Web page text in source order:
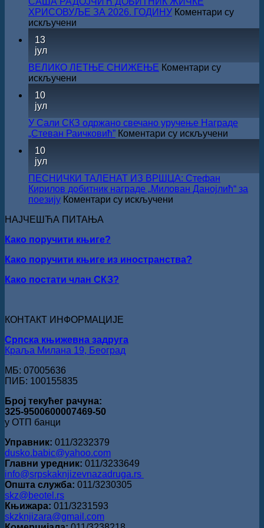
Министарства
културе
за
издања
на
српском
ХРИСОВУЉЕ ЗА 2026. ГОДИНУ Коментари су
искључени
ЖИЧКЕ
ХРИСОВУЉЕ
ЗА
13
јул
ВЕЛИКО ЛЕТЊЕ СНИЖЕЊЕ Коментари су
искључени
10
јул
У Сали СКЗ одржано свечано уручење Награде
„Стеван Раичковић” Коментари су искључени
свечано
10
јул
ПЕСНИЧКИ ТАЛЕНАТ ИЗ ВРШЦА: Стефан
Кирилов добитник награде „Милован Данојлић“ за
поезију Коментари су искључени
Кирилов
НАЈЧЕШЋА ПИТАЊА
Како поручити књиге?
Како поручити књиге из иностранства?
Како постати члан СКЗ?
КОНТАКТ ИНФОРМАЦИЈЕ
Српска књижевна задруга
Краља Милана 19, Београд
МБ: 07005636
ПИБ: 100155835
Број текућег рачуна:
325-9500600007469-50
у ОТП банци
Управник: 011/3232379
dusko.babic@yahoo.com
Главни уредник: 011/3233649
info@srpskaknjizevnazadruga.rs
Општа служба: 011/3230305
skz@beotel.rs
Књижара: 011/3231593
skzknjizara@gmail.com